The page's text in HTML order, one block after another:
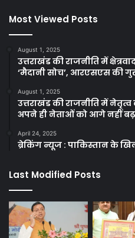
Most Viewed Posts
August 1, 2025
उत्तराखंड की राजनीति में
‘मैदानी सोच’, आरएसएस की
August 1, 2025
उत्तराखंड की राजनीति में
अपने ही नेताओं को आगे नहीं
April 24, 2025
ब्रेकिंग न्यूज : पाकिस्तान के
Last Modified Posts